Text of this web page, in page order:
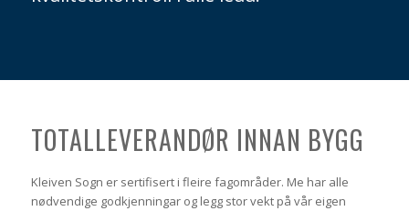
TOTALLEVERANDØR INNAN BYGG
Kleiven Sogn er sertifisert i fleire fagområder. Me har alle
nødvendige godkjenningar og legg stor vekt på vår eigen